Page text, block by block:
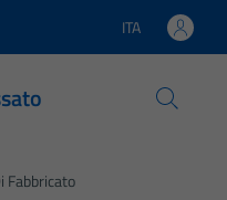
Lingua attiva:
ITA
Fabbricato